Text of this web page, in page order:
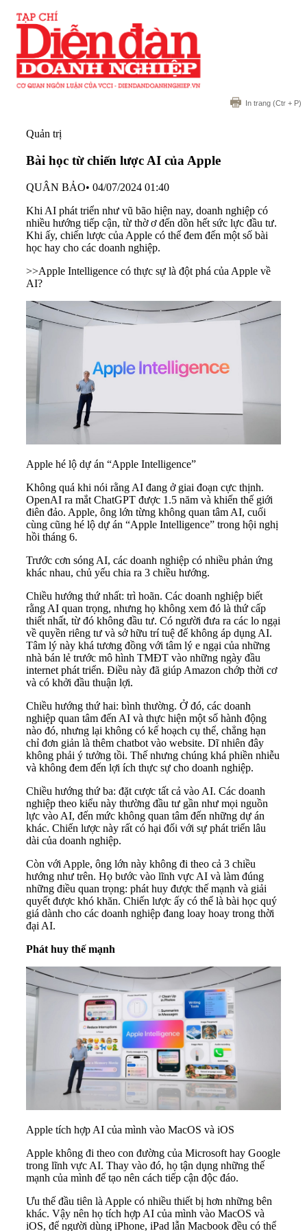
In trang (Ctr + P)
Quản trị
Bài học từ chiến lược AI của Apple
QUÂN BẢO• 04/07/2024 01:40
Khi AI phát triển như vũ bão hiện nay, doanh nghiệp có
nhiều hướng tiếp cận, từ thờ ơ đến dồn hết sức lực đầu tư.
Khi ấy, chiến lược của Apple có thể đem đến một số bài
học hay cho các doanh nghiệp.
>>Apple Intelligence có thực sự là đột phá của Apple về
AI?
Apple hé lộ dự án “Apple Intelligence”
Không quá khi nói rằng AI đang ở giai đoạn cực thịnh.
OpenAI ra mắt ChatGPT được 1.5 năm và khiến thế giới
điên đảo. Apple, ông lớn từng không quan tâm AI, cuối
cùng cũng hé lộ dự án “Apple Intelligence” trong hội nghị
hồi tháng 6.
Trước cơn sóng AI, các doanh nghiệp có nhiều phản ứng
khác nhau, chủ yếu chia ra 3 chiều hướng.
Chiều hướng thứ nhất: trì hoãn. Các doanh nghiệp biết
rằng AI quan trọng, nhưng họ không xem đó là thứ cấp
thiết nhất, từ đó không đầu tư. Có người đưa ra các lo ngại
về quyền riêng tư và sở hữu trí tuệ để không áp dụng AI.
Tâm lý này khá tương đồng với tâm lý e ngại của những
nhà bán lẻ trước mô hình TMĐT vào những ngày đầu
internet phát triển. Điều này đã giúp Amazon chớp thời cơ
và có khởi đầu thuận lợi.
Chiều hướng thứ hai: bình thường. Ở đó, các doanh
nghiệp quan tâm đến AI và thực hiện một số hành động
nào đó, nhưng lại không có kế hoạch cụ thể, chẳng hạn
chỉ đơn giản là thêm chatbot vào website. Dĩ nhiên đây
không phải ý tưởng tồi. Thế nhưng chúng khá phiền nhiễu
và không đem đến lợi ích thực sự cho doanh nghiệp.
Chiều hướng thứ ba: đặt cược tất cả vào AI. Các doanh
nghiệp theo kiểu này thường đầu tư gần như mọi nguồn
lực vào AI, đến mức không quan tâm đến những dự án
khác. Chiến lược này rất có hại đối với sự phát triển lâu
dài của doanh nghiệp.
Còn với Apple, ông lớn này không đi theo cả 3 chiều
hướng như trên. Họ bước vào lĩnh vực AI và làm đúng
những điều quan trọng: phát huy được thế mạnh và giải
quyết được khó khăn. Chiến lược ấy có thể là bài học quý
giá dành cho các doanh nghiệp đang loay hoay trong thời
đại AI.
Phát huy thế mạnh
Apple tích hợp AI của mình vào MacOS và iOS
Apple không đi theo con đường của Microsoft hay Google
trong lĩnh vực AI. Thay vào đó, họ tận dụng những thế
mạnh của mình để tạo nên cách tiếp cận độc đáo.
Ưu thế đầu tiên là Apple có nhiều thiết bị hơn những bên
khác. Vậy nên họ tích hợp AI của mình vào MacOS và
iOS, để người dùng iPhone, iPad lẫn Macbook đều có thể